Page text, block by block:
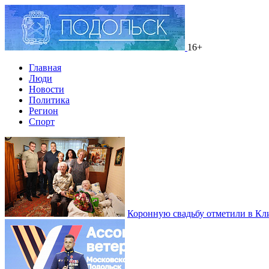
16+
Главная
Люди
Новости
Политика
Регион
Спорт
Коронную свадьбу отметили в